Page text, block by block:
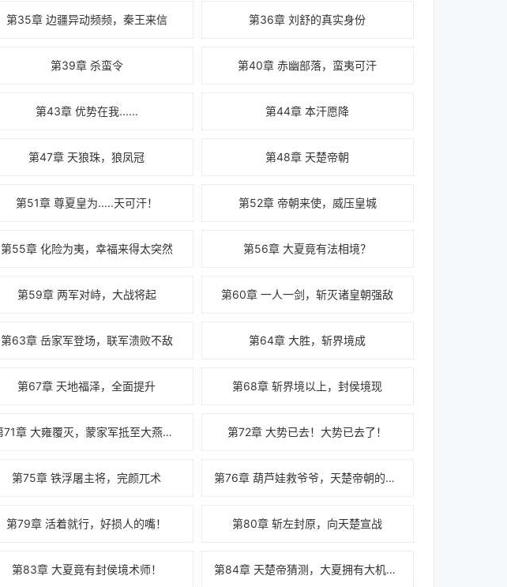
第35章 边疆异动频频，秦王来信 第36章 刘舒的真实身份
第39章 杀蛮令 第40章 赤幽部落，蛮夷可汗
第43章 优势在我...... 第44章 本汗愿降
第47章 天狼珠，狼凤冠 第48章 天楚帝朝
第51章 尊夏皇为.....天可汗！ 第52章 帝朝来使，威压皇城
第55章 化险为夷，幸福来得太突然 第56章 大夏竟有法相境？
第59章 两军对峙，大战将起 第60章 一人一剑，斩灭诸皇朝强敌
第63章 岳家军登场，联军溃败不敌 第64章 大胜，斩界境成
第67章 天地福泽，全面提升 第68章 斩界境以上，封侯境现
第71章 大雍覆灭，蒙家军抵至大燕边境 第72章 大势已去！大势已去了！
第75章 铁浮屠主将，完颜兀术 第76章 葫芦娃救爷爷，天楚帝朝的目的
第79章 活着就行，好损人的嘴！ 第80章 斩左封原，向天楚宣战
第83章 大夏竟有封侯境术师！ 第84章 天楚帝猜测，大夏拥有大机缘造化？